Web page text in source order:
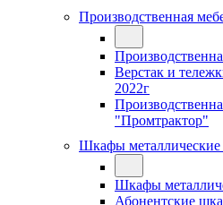
Производственная
Верстак и
2022г
"Промтрактор"
Шкафы металлические
Шкафы
Абонентские